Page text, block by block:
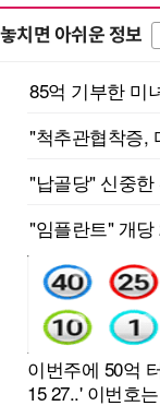
놓치면 아쉬운 정보